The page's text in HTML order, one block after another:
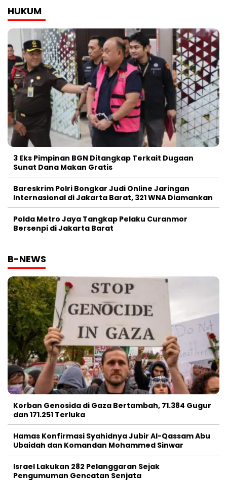
HUKUM
3 Eks Pimpinan BGN Ditangkap Terkait Dugaan
Sunat Dana Makan Gratis
Bareskrim Polri Bongkar Judi Online Jaringan
Internasional di Jakarta Barat, 321 WNA Diamankan
Polda Metro Jaya Tangkap Pelaku Curanmor
Bersenpi di Jakarta Barat
B-NEWS
Korban Genosida di Gaza Bertambah, 71.384 Gugur
dan 171.251 Terluka
Hamas Konfirmasi Syahidnya Jubir Al-Qassam Abu
Ubaidah dan Komandan Mohammed Sinwar
Israel Lakukan 282 Pelanggaran Sejak
Pengumuman Gencatan Senjata